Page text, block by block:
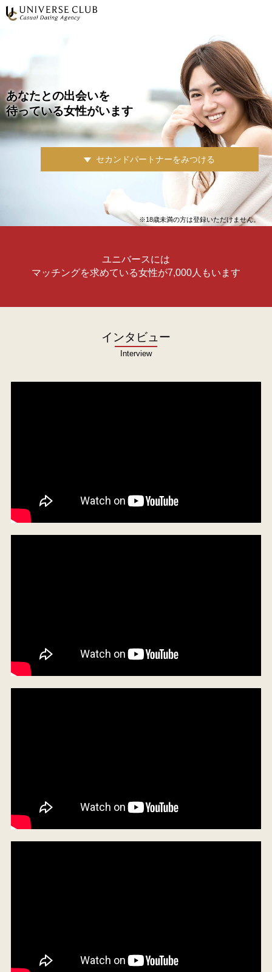
あなたとの出会いを
待っている女性がいます
セカンドパートナーをみつける
※18歳未満の方は登録いただけません。
ユニバースには
マッチングを求めている女性が7,000人もいます
インタビュー
Interview